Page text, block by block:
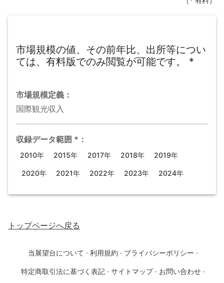
市場規模の値、その前年比、出所等につい
ては、有料版でのみ閲覧が可能です。
*
市場規模定義：
国際観光収入
収録データ範囲 * ：
2010年 2015年 2017年 2018年 2019年
2020年 2021年 2022年 2023年 2024年
トップページへ戻る
当展望台について · 利用規約 · プライバシーポリシー ·
特定商取引法に基づく表記 · サイトマップ · お問い合わせ ·